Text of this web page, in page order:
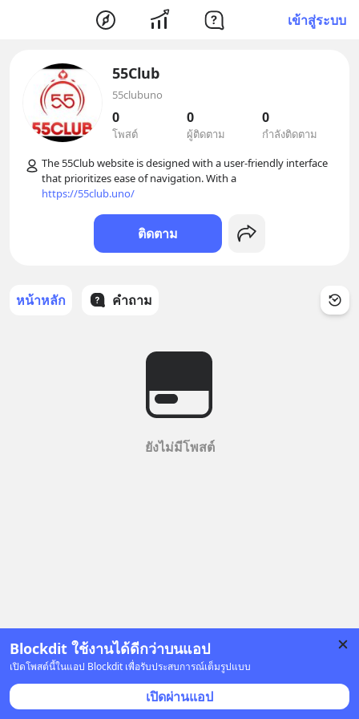
เข้าสู่ระบบ
Blockdit ใช้งานได้ดีกว่าบนแอป
เปิดโพสต์นี้ในแอป Blockdit เพื่อรับประสบการณ์เต็มรูปแบบ
เปิดผ่านแอป
55Club
55clubuno
0
โพสต์
0
ผู้ติดตาม
0
กำลังติดตาม
The 55Club website is designed with a user-friendly interface
https://55club.uno/
ติดตาม
หน้าหลัก คำถาม
ยังไม่มีโพสต์